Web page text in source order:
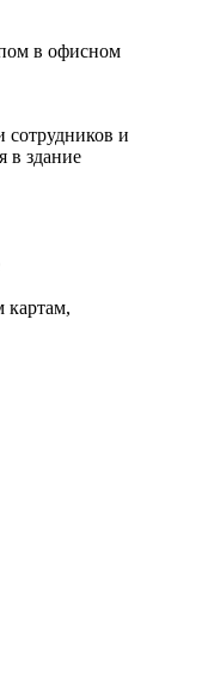
в офисном
сотрудников и
в здание
картам,